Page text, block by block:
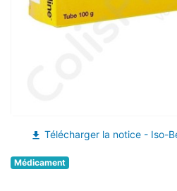
file_download Télécharger la notice - Iso-
Médicament